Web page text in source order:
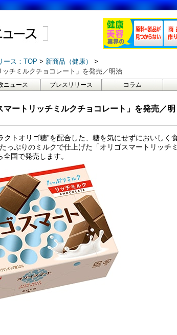
ース：TOP
新商品（健康）
チミルクチョコレート」を発売／明治
ニュース プレスリリース コラム
ートリッチミルクチョコレート」を発売／明
トオリゴ糖”を配合した、糖を気にせずにおいしく
っぷりのミルクで仕上げた「オリゴスマートリッチミ
国で発売します。